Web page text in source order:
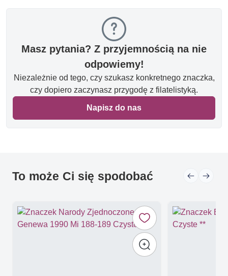
Masz pytania? Z przyjemnością na nie
odpowiemy!
Niezależnie od tego, czy szukasz konkretnego znaczka,
czy dopiero zaczynasz przygodę z filatelistyką.
Napisz do nas
To może Ci się spodobać